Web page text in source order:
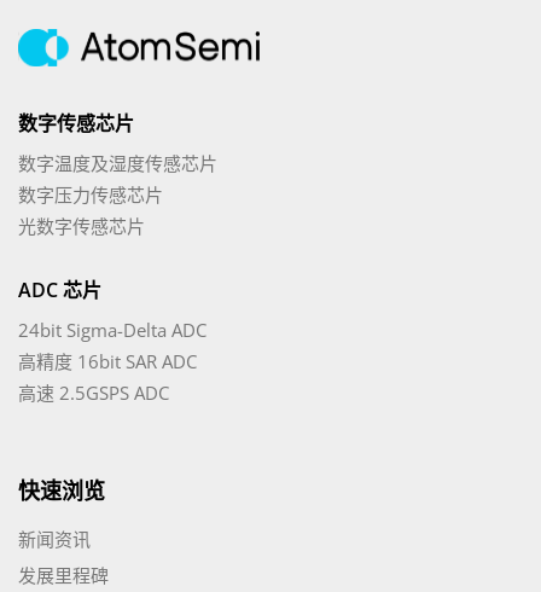
数字传感芯片
数字温度及湿度传感芯片
数字压力传感芯片
光数字传感芯片
ADC 芯片
24bit Sigma-Delta ADC
高精度 16bit SAR ADC
高速 2.5GSPS ADC
快速浏览
新闻资讯
发展里程碑